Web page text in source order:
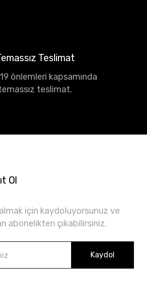
Teslimat
önlemleri kapsamında
teslimat.
Ol
almak için kaydoluyorsunuz ve
abonelikten çıkabilirsiniz.
Kaydol